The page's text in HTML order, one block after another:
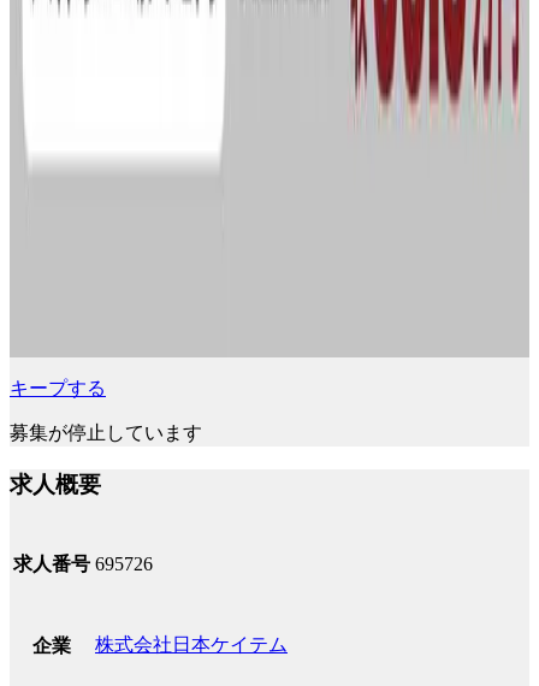
キープする
募集が停止しています
求人概要
求人番号 695726
企業 株式会社日本ケイテム